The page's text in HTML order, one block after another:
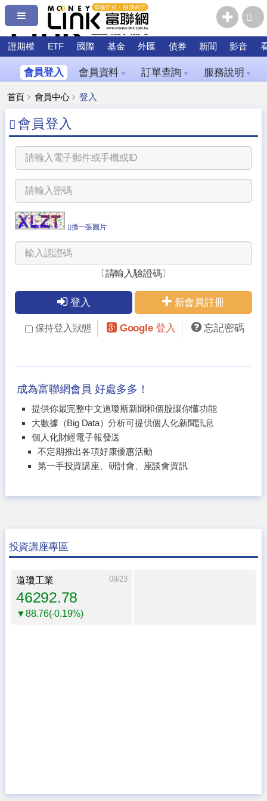
證期權 ETF 國際 基金 外匯 債券 新聞 影音
會員登入 會員資料 ▼ 訂單查詢 ▼ 服務說明 ▼
首頁 會員中心 登入
會員登入
換一張圖片
〔請輸入驗證碼〕
登入 新會員註冊
保持登入狀態 Google 登入 忘記密碼
成為富聯網會員 好處多多！
提供你最完整中文道瓊斯新聞和個股讓你懂功能
大數據（Big Data）分析可提供個人化新聞訊息
個人化財經電子報發送
不定期推出各項好康優惠活動
第一手投資講座、研討會、座談會資訊
投資講座專區
道瓊工業 09/23
46292.78
▼88.76(-0.19%)